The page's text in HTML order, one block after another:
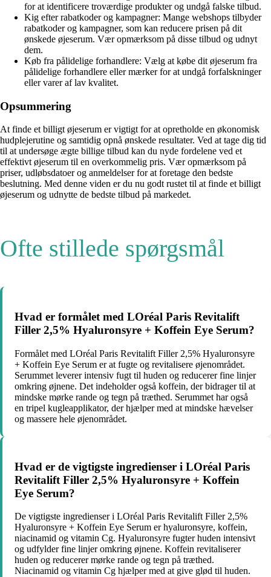
for at identificere troværdige produkter og undgå falske tilbud.
Kig efter rabatkoder og kampagner: Mange webshops tilbyder
rabatkoder og kampagner, som kan reducere prisen på dit
ønskede øjeserum. Vær opmærksom på disse tilbud og udnyt
dem.
Køb fra pålidelige forhandlere: Vælg at købe dit øjeserum fra
pålidelige forhandlere eller mærker for at undgå forfalskninger
eller varer af lav kvalitet.
Opsummering
At finde et billigt øjeserum er vigtigt for at opretholde en økonomisk
hudplejerutine og samtidig opnå ønskede resultater. Ved at tage dig tid
til at undersøge ægte billige tilbud kan du nyde fordelene ved et
effektivt øjeserum til en overkommelig pris. Vær opmærksom på
priser, udløbsdatoer og anmeldelser for at foretage den bedste
beslutning. Med denne viden er du nu godt rustet til at finde et billigt
øjeserum og udnytte de bedste tilbud på markedet.
Ofte stillede spørgsmål
Hvad er formålet med LOréal Paris Revitalift
Filler 2,5% Hyaluronsyre + Koffein Eye Serum?
Formålet med LOréal Paris Revitalift Filler 2,5% Hyaluronsyre
+ Koffein Eye Serum er at fugte og revitalisere øjenområdet.
Serummet leverer intensiv fugt til huden og reducerer fine linjer
omkring øjnene. Det indeholder også koffein, der bidrager til at
mindske mørke rande og tegn på træthed. Serummet har også
en tripel kugleapplikator, der hjælper med at mindske hævelser
og massere hele øjenområdet.
Hvad er de vigtigste ingredienser i LOréal Paris
Revitalift Filler 2,5% Hyaluronsyre + Koffein
Eye Serum?
De vigtigste ingredienser i LOréal Paris Revitalift Filler 2,5%
Hyaluronsyre + Koffein Eye Serum er hyaluronsyre, koffein,
niacinamid og vitamin Cg. Hyaluronsyre fugter huden intensivt
og udfylder fine linjer omkring øjnene. Koffein revitaliserer
huden og reducerer mørke rande og tegn på træthed.
Niacinamid og vitamin Cg hjælper med at give glød til huden.